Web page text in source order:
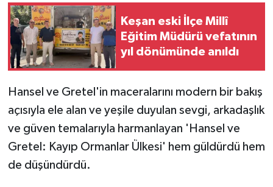
Keşan eski İlçe Millî
Eğitim Müdürü vefatının
yıl dönümünde anıldı
Hansel ve Gretel'in maceralarını modern bir bakış
açısıyla ele alan ve yeşile duyulan sevgi, arkadaşlık
ve güven temalarıyla harmanlayan 'Hansel ve
Gretel: Kayıp Ormanlar Ülkesi' hem güldürdü hem
de düşündürdü.